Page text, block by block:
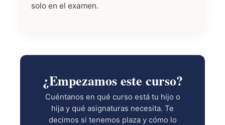
solo en el examen.
¿Empezamos este curso?
Cuéntanos en qué curso está tu hijo o
hija y qué asignaturas necesita. Te
decimos si tenemos plaza y cómo lo